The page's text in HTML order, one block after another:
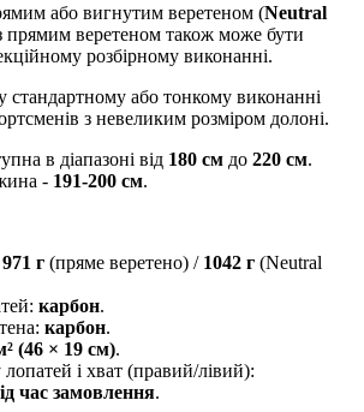
або вигнутим веретеном (Neutral
прямим веретеном також може бути
розбірному виконанні.
стандартному або тонкому виконанні
з невеликим розміром долоні.
в діапазоні від 180 см до 220 см.
- 191-200 см.
971 г (пряме веретено) / 1042 г (Neutral
карбон.
карбон.
(46 × 19 см).
і хват (правий/лівий):
час замовлення.